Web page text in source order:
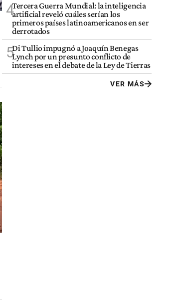
4Tercera Guerra Mundial: la inteligencia
artificial reveló cuáles serían los
primeros países latinoamericanos en ser
derrotados
5Di Tullio impugnó a Joaquín Benegas
Lynch por un presunto conflicto de
intereses en el debate de la Ley de Tierras
VER MÁS